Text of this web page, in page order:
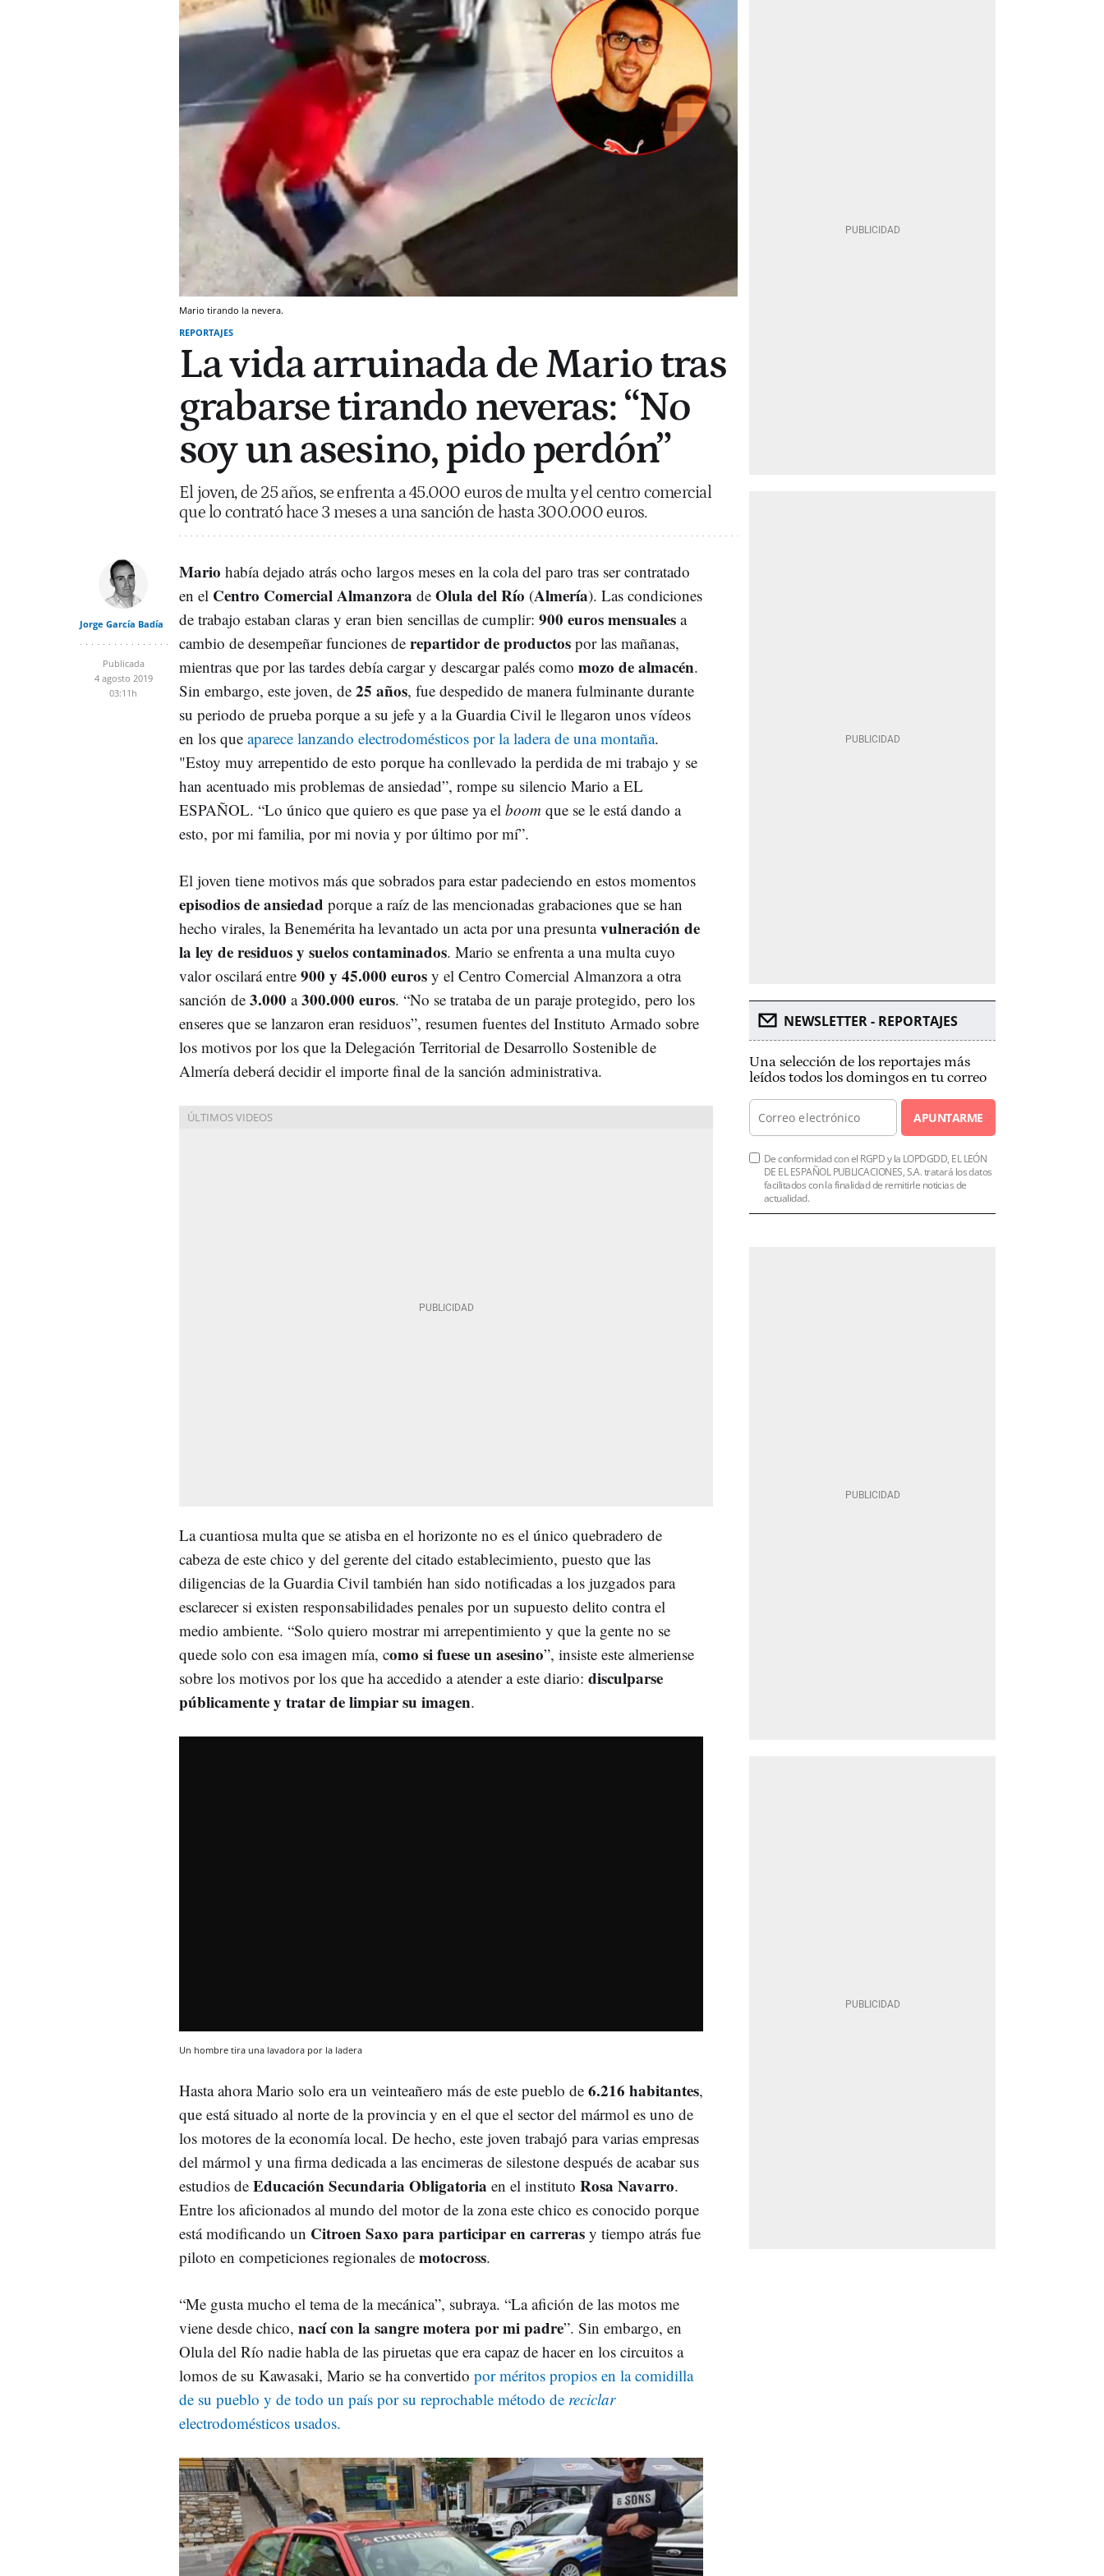
Mario tirando la nevera.
REPORTAJES
La vida arruinada de Mario tras
grabarse tirando neveras: “No
soy un asesino, pido perdón”
El joven, de 25 años, se enfrenta a 45.000 euros de multa y el centro comercial
que lo contrató hace 3 meses a una sanción de hasta 300.000 euros.
Jorge García Badía
Publicada
4 agosto 2019
03:11h
Mario había dejado atrás ocho largos meses en la cola del paro tras ser contratado
en el Centro Comercial Almanzora de Olula del Río (Almería). Las condiciones
de trabajo estaban claras y eran bien sencillas de cumplir: 900 euros mensuales a
cambio de desempeñar funciones de repartidor de productos por las mañanas,
mientras que por las tardes debía cargar y descargar palés como mozo de almacén.
Sin embargo, este joven, de 25 años, fue despedido de manera fulminante durante
su periodo de prueba porque a su jefe y a la Guardia Civil le llegaron unos vídeos
en los que aparece lanzando electrodomésticos por la ladera de una montaña.
"Estoy muy arrepentido de esto porque ha conllevado la perdida de mi trabajo y se
han acentuado mis problemas de ansiedad”, rompe su silencio Mario a EL
ESPAÑOL. “Lo único que quiero es que pase ya el boom que se le está dando a
esto, por mi familia, por mi novia y por último por mí”.
El joven tiene motivos más que sobrados para estar padeciendo en estos momentos
episodios de ansiedad porque a raíz de las mencionadas grabaciones que se han
hecho virales, la Benemérita ha levantado un acta por una presuntavulneración de
la ley de residuos y suelos contaminados. Mario se enfrenta a una multa cuyo
valor oscilará entre 900 y 45.000 euros y el Centro Comercial Almanzora a otra
sanción de 3.000 a300.000 euros. “No se trataba de un paraje protegido, pero los
enseres que se lanzaron eran residuos”, resumen fuentes del Instituto Armado sobre
los motivos por los que la Delegación Territorial de Desarrollo Sostenible de
Almería deberá decidir el importe final de la sanción administrativa.
La cuantiosa multa que se atisba en el horizonte no es el único quebradero de
cabeza de este chico y del gerente del citado establecimiento, puesto que las
diligencias de la Guardia Civil también han sido notificadas a los juzgados para
esclarecer si existen responsabilidades penales por un supuesto delito contra el
medio ambiente. “Solo quiero mostrar mi arrepentimiento y que la gente no se
quede solo con esa imagen mía, como si fuese un asesino”, insiste este almeriense
sobre los motivos por los que ha accedido a atender a este diario: disculparse
públicamente y tratar de limpiar su imagen.
Un hombre tira una lavadora por la ladera
Hasta ahora Mario solo era un veinteañero más de este pueblo de 6.216 habitantes,
que está situado al norte de la provincia y en el que el sector del mármol es uno de
los motores de la economía local. De hecho, este joven trabajó para varias empresas
del mármol y una firma dedicada a las encimeras de silestone después de acabar sus
estudios de Educación Secundaria Obligatoria en el instituto Rosa Navarro.
Entre los aficionados al mundo del motor de la zona este chico es conocido porque
está modificando un Citroen Saxo para participar en carreras y tiempo atrás fue
piloto en competiciones regionales de motocross.
“Me gusta mucho el tema de la mecánica”, subraya. “La afición de las motos me
viene desde chico, nací con la sangre motera por mi padre”. Sin embargo, en
Olula del Río nadie habla de las piruetas que era capaz de hacer en los circuitos a
lomos de su Kawasaki, Mario se ha convertido por méritos propios en la comidilla
de su pueblo y de todo un país por su reprochable método de reciclar
electrodomésticos usados.
NEWSLETTER - REPORTAJES
Una selección de los reportajes más
leídos todos los domingos en tu correo
APUNTARME
De conformidad con el RGPD y la LOPDGDD, EL LEÓN
DE EL ESPAÑOL PUBLICACIONES, S.A. tratará los datos
facilitados con la finalidad de remitirle noticias de
actualidad.